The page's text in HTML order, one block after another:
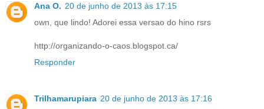
Ana O. 20 de junho de 2013 às 17:15
own, que lindo! Adorei essa versao do hino rsrs
http://organizando-o-caos.blogspot.ca/
Responder
Trilhamarupiara 20 de junho de 2013 às 17:16